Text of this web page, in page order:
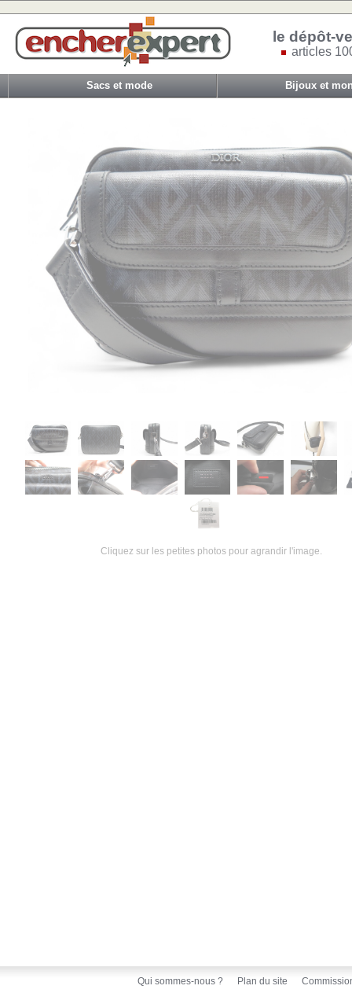
le dépôt-
articles
Sacs et mode Bijoux et
Cliquez sur les petites photos pour agrandir l'image.
Qui sommes-nous ? Plan du site